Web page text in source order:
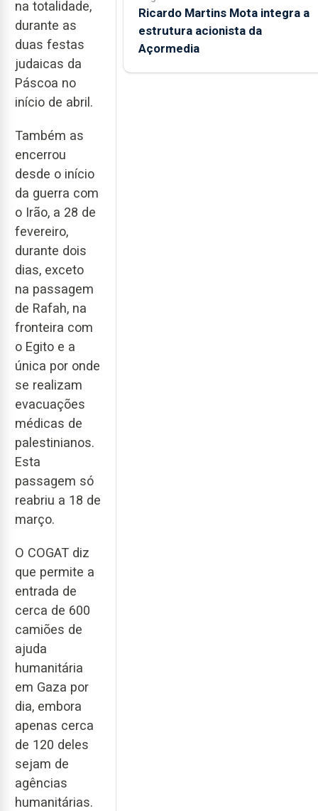
na totalidade,
durante as
duas festas
judaicas da
Páscoa no
início de abril.
Também as
encerrou
desde o início
da guerra com
o Irão, a 28 de
fevereiro,
durante dois
dias, exceto
na passagem
de Rafah, na
fronteira com
o Egito e a
única por onde
se realizam
evacuações
médicas de
palestinianos.
Esta
passagem só
reabriu a 18 de
março.
O COGAT diz
que permite a
entrada de
cerca de 600
camiões de
ajuda
humanitária
em Gaza por
dia, embora
apenas cerca
de 120 deles
sejam de
agências
humanitárias.
Ricardo Martins Mota integra a
estrutura acionista da
Açormedia